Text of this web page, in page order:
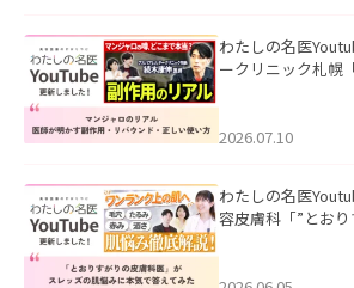
わたしの名医
ークリニック札幌
た。
2026.07.10
わたしの名医
容皮膚科「”とお